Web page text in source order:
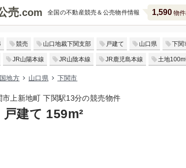
売 全国の不動産競売＆公売物件情報 1,590物件
競売 山口地裁下関支部 戸建て 山口県 下関
JR山陽本線 JR山陰本線 JR鹿児島本線 土地
地方 山口県 下関市
市上新地町 下関駅13分の競売物件
建て 159m²